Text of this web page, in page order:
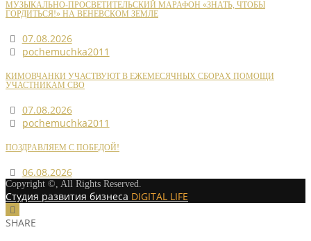
МУЗЫКАЛЬНО-ПРОСВЕТИТЕЛЬСКИЙ МАРАФОН «ЗНАТЬ, ЧТОБЫ
ГОРДИТЬСЯ!» НА ВЕНЕВСКОМ ЗЕМЛЕ
07.08.2026
pochemuchka2011
КИМОВЧАНКИ УЧАСТВУЮТ В ЕЖЕМЕСЯЧНЫХ СБОРАХ ПОМОЩИ
УЧАСТНИКАМ СВО
07.08.2026
pochemuchka2011
ПОЗДРАВЛЯЕМ С ПОБЕДОЙ!
06.08.2026
Copyright ©, All Rights Reserved.
Студия развития бизнеса DIGITAL LIFE
SHARE